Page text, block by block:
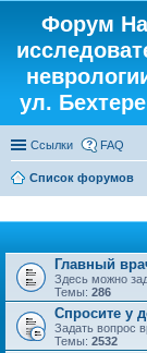
Форум
ул.
Ссылки FAQ
Список форумов
Главный
Здесь можно
Темы: 286
Спросите у
Задать вопрос
Темы: 2532